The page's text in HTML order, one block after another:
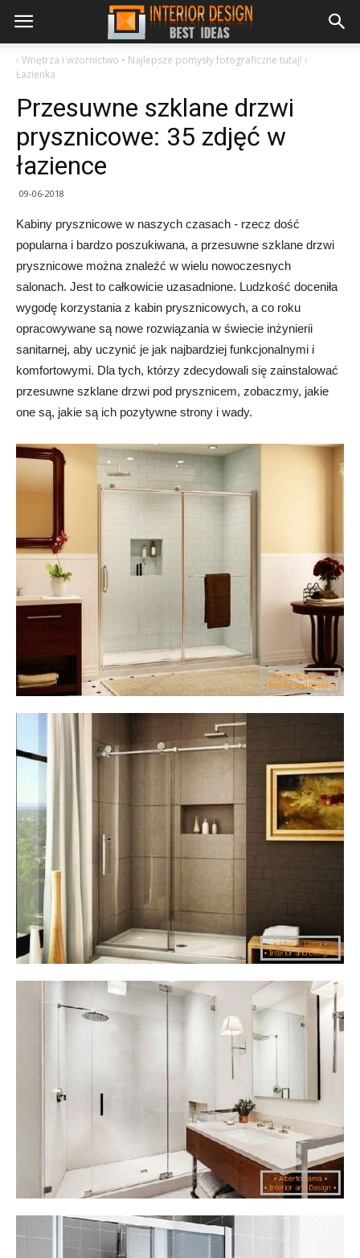
› Wnętrza i wzornictwo • Najlepsze pomysły fotograficzne tutaj! ›
Łazienka
Przesuwne szklane drzwi
prysznicowe: 35 zdjęć w
łazience
09-06-2018
Kabiny prysznicowe w naszych czasach - rzecz dość
popularna i bardzo poszukiwana, a przesuwne szklane drzwi
prysznicowe można znaleźć w wielu nowoczesnych
salonach. Jest to całkowicie uzasadnione. Ludzkość doceniła
wygodę korzystania z kabin prysznicowych, a co roku
opracowywane są nowe rozwiązania w świecie inżynierii
sanitarnej, aby uczynić je jak najbardziej funkcjonalnymi i
komfortowymi. Dla tych, którzy zdecydowali się zainstalować
przesuwne szklane drzwi pod prysznicem, zobaczmy, jakie
one są, jakie są ich pozytywne strony i wady.